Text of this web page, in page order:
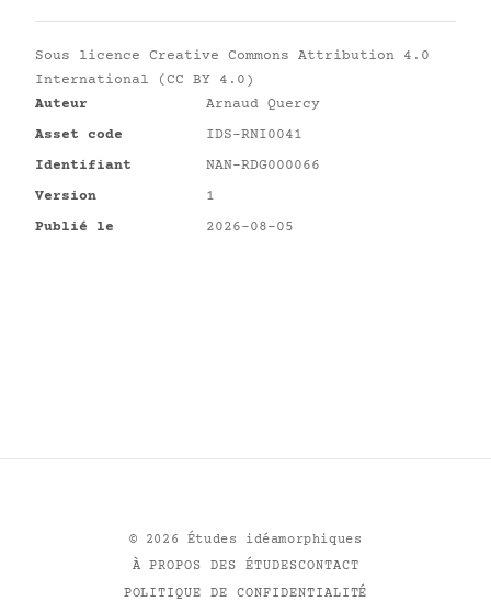
Sous licence Creative Commons Attribution 4.0
International (CC BY 4.0)
Auteur
Arnaud Quercy
Asset code
IDS-RNI0041
Identifiant
NAN-RDG000066
Version
1
Publié le
2026-08-05
© 2026 Études idéamorphiques
À PROPOS DES ÉTUDESCONTACT
POLITIQUE DE CONFIDENTIALITÉ